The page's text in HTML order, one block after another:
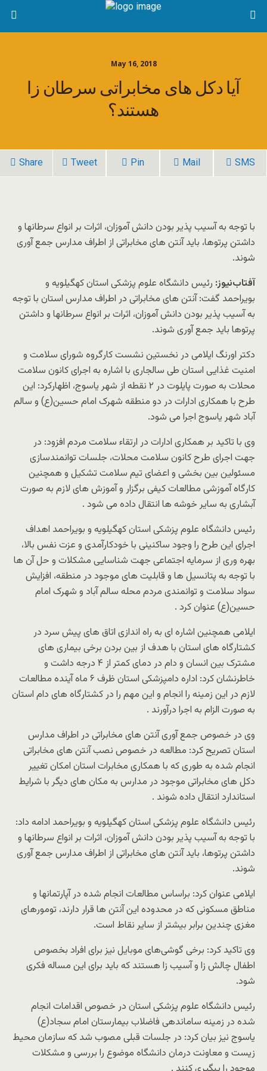
May 16, 2018
آیا دکل های مخابراتی سرطان زا
هستند؟
Share Tweet Pin Mail SMS
با توجه به آسیب پذیر بودن دانش آموزان، اثرات بر انواع سرطانها و
داشتن پرتوها، باید آنتن های مخابراتی از اطراف مدارس جمع آوری
شوند.
آفتاب‌‌نیوز: رئیس دانشگاه علوم پزشکی استان کهگیلویه و
بویراحمد گفت: آنتن های مخابراتی در اطراف مدارس استان با توجه
به آسیب پذیر بودن دانش آموزان، اثرات بر انواع سرطانها و داشتن
پرتوها باید جمع آوری شوند.
دکتر اورنگ ایلامی در نخستین نشست کارگروه شورای سلامت و
امنیت غذایی استان طی سالجاری با اشاره به اجرای کانون سلامت
محلات به صورت پایلوت در ۲ نقطه از شهر یاسوج، اظهارکرد: این
طرح با همکاری ادارات در دو منطقه شهرک امام حسین(ع) و سالم
آباد شهر یاسوج اجرا می شود.
وی با تاکید بر همکاری ادارات در ارتقاء سلامت مردم افزود: در
جهت اجرای طرح کانون سلامت محلات، جلسات توانمندسازی
مسئولین بین بخشی و اعضای تیم سلامت تشکیل و همچنین
کارگاه آموزشی مطالعات کیفی برگزار و آموزش های لازم به صورت
آبشاری به سایر خوشه ها انتقال داده می شود .
رئیس دانشگاه علوم پزشکی استان کهگیلویه و بویراحمد اهداف
اجرای این طرح را وجود ساکنینی با خودکارآمدی و عزت نفس بالا،
بهره وری از سرمایه اجتماعی جهت شناسایی مشکلات و حل آن ها
با توجه به پتانسیل ها و قابلیت های موجود در منطقه، افزایش
سواد سلامت و توانمندی مردم محله سالم آباد و شهرک امام
حسین(ع) عنوان کرد .
ایلامی همچنین اشاره ای به راه اندازی اتاق های پیش سرد در
کشتارگاه های استان با هدف از بین بردن برخی بیماری های
مشترک بین انسان و دام در دمای کمتر از ۴ درجه داشت و
خاطرنشان کرد: اداره دامپزشکی استان ظرف ۶ ماه آینده مطالعات
لازم در این زمینه را انجام و این مهم را در کشتارگاه های دام استان
به صورت الزام به اجرا درآورند .
وی در خصوص جمع آوری آنتن های مخابراتی در اطراف مدارس
استان تصریح کرد: مطالعه در خصوص نصب آنتن های مخابراتی
انجام شده به طوری که با همکاری مخابرات استان امکان تغییر
دکل های مخابراتی موجود در مدارس به مکان های دیگر با شرایط
استاندارد انتقال داده شوند .
رئیس دانشگاه علوم پزشکی استان کهگیلویه و بویراحمد ادامه داد:
با توجه به آسیب پذیر بودن دانش آموزان، اثرات بر انواع سرطانها و
داشتن پرتوها، باید آنتن های مخابراتی از اطراف مدارس جمع آوری
شوند.
ایلامی عنوان کرد: براساس مطالعات انجام شده در آپارتمانها و
مناطق مسکونی که در محدوده این آنتن ها قرار دارند، تومورهای
مغزی چندین برابر بیشتر از سایر نقاط است.
وی تاکید کرد: برخی گوشی‌های موبایل نیز برای افراد بخصوص
اطفال چالش زا و آسیب زا هستند که باید برای این مساله فکری
شود.
رئیس دانشگاه علوم پزشکی استان در خصوص اقدامات انجام
شده در زمینه ساماندهی فاضلاب بیمارستان امام سجاد(ع)
یاسوج نیز بیان کرد: در جلسات قبلی مصوب شد که سازمان محیط
زیست و معاونت درمان دانشگاه موضوع را بررسی و مشکلات